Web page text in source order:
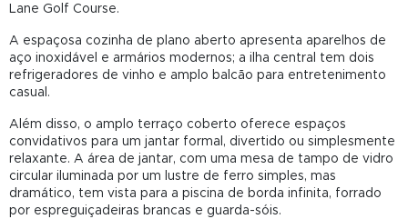
Lane Golf Course.
A espaçosa cozinha de plano aberto apresenta aparelhos de
aço inoxidável e armários modernos; a ilha central tem dois
refrigeradores de vinho e amplo balcão para entretenimento
casual.
Além disso, o amplo terraço coberto oferece espaços
convidativos para um jantar formal, divertido ou simplesmente
relaxante. A área de jantar, com uma mesa de tampo de vidro
circular iluminada por um lustre de ferro simples, mas
dramático, tem vista para a piscina de borda infinita, forrado
por espreguiçadeiras brancas e guarda-sóis.